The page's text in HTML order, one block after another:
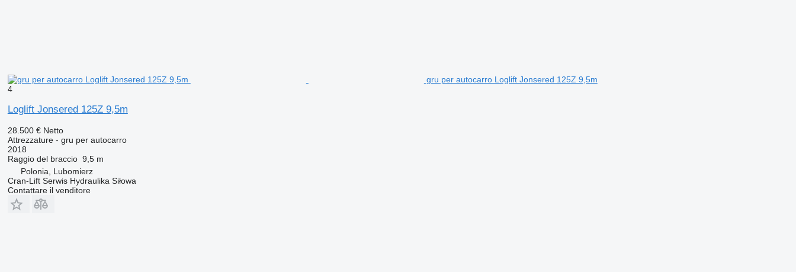
gru per autocarro Loglift Jonsered 125Z 9,5m
4
Loglift Jonsered 125Z 9,5m
28.500 € Netto
Attrezzature - gru per autocarro
2018
Raggio del braccio 9,5 m
Polonia, Lubomierz
Cran-Lift Serwis Hydraulika Siłowa
Contattare il venditore